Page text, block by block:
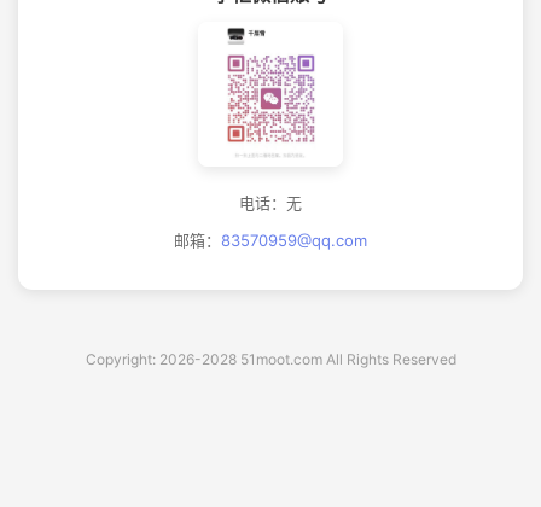
电话：无
邮箱： 83570959@qq.com
Copyright: 2026-2028 51moot.com All Rights Reserved